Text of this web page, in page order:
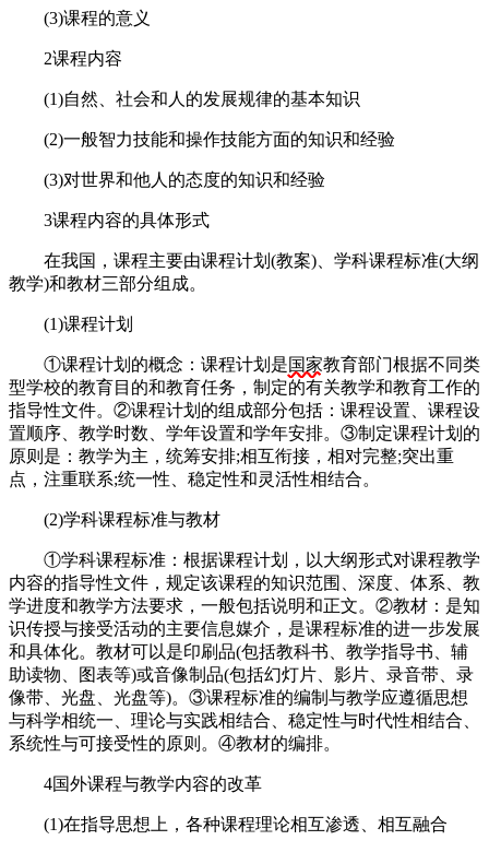
(3)课程的意义
2课程内容
(1)自然、社会和人的发展规律的基本知识
(2)一般智力技能和操作技能方面的知识和经验
(3)对世界和他人的态度的知识和经验
3课程内容的具体形式
在我国，课程主要由课程计划(教案)、学科课程标准(大纲
教学)和教材三部分组成。
(1)课程计划
①课程计划的概念：课程计划是国家教育部门根据不同类
型学校的教育目的和教育任务，制定的有关教学和教育工作的
指导性文件。②课程计划的组成部分包括：课程设置、课程设
置顺序、教学时数、学年设置和学年安排。③制定课程计划的
原则是：教学为主，统筹安排;相互衔接，相对完整;突出重
点，注重联系;统一性、稳定性和灵活性相结合。
(2)学科课程标准与教材
①学科课程标准：根据课程计划，以大纲形式对课程教学
内容的指导性文件，规定该课程的知识范围、深度、体系、教
学进度和教学方法要求，一般包括说明和正文。②教材：是知
识传授与接受活动的主要信息媒介，是课程标准的进一步发展
和具体化。教材可以是印刷品(包括教科书、教学指导书、辅
助读物、图表等)或音像制品(包括幻灯片、影片、录音带、录
像带、光盘、光盘等)。③课程标准的编制与教学应遵循思想
与科学相统一、理论与实践相结合、稳定性与时代性相结合、
系统性与可接受性的原则。④教材的编排。
4国外课程与教学内容的改革
(1)在指导思想上，各种课程理论相互渗透、相互融合